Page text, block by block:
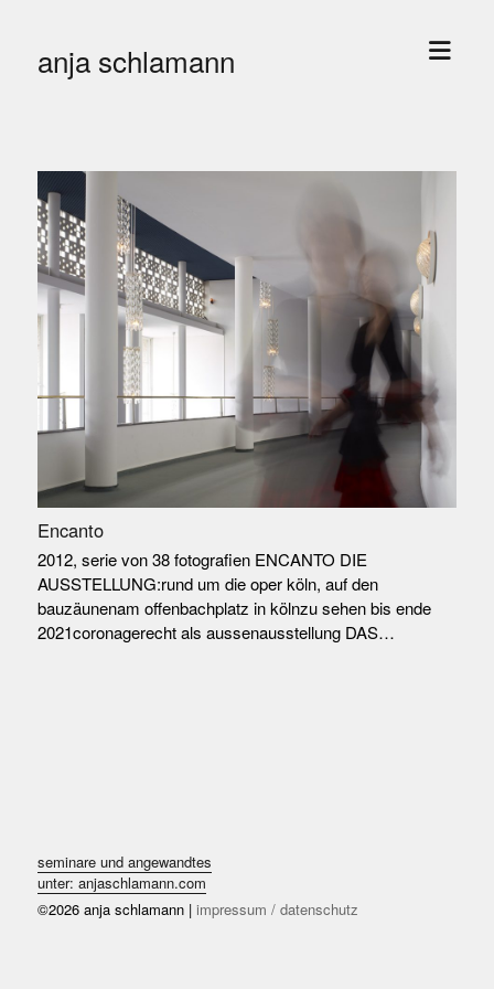
anja schlamann
Menü
Encanto
2012, serie von 38 fotografien ENCANTO DIE
AUSSTELLUNG:rund um die oper köln, auf den
bauzäunenam offenbachplatz in kölnzu sehen bis ende
2021coronagerecht als aussenausstellung DAS…
seminare und angewandtes
unter: anjaschlamann.com
©2026 anja schlamann | impressum / datenschutz